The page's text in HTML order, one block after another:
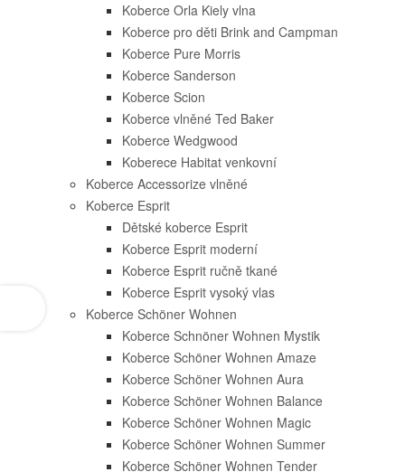
Koberce Orla Kiely vlna
Koberce pro děti Brink and Campman
Koberce Pure Morris
Koberce Sanderson
Koberce Scion
Koberce vlněné Ted Baker
Koberce Wedgwood
Koberece Habitat venkovní
Koberce Accessorize vlněné
Koberce Esprit
Dětské koberce Esprit
Koberce Esprit moderní
Koberce Esprit ručně tkané
Koberce Esprit vysoký vlas
Koberce Schöner Wohnen
Koberce Schnöner Wohnen Mystik
Koberce Schöner Wohnen Amaze
Koberce Schöner Wohnen Aura
Koberce Schöner Wohnen Balance
Koberce Schöner Wohnen Magic
Koberce Schöner Wohnen Summer
Koberce Schöner Wohnen Tender